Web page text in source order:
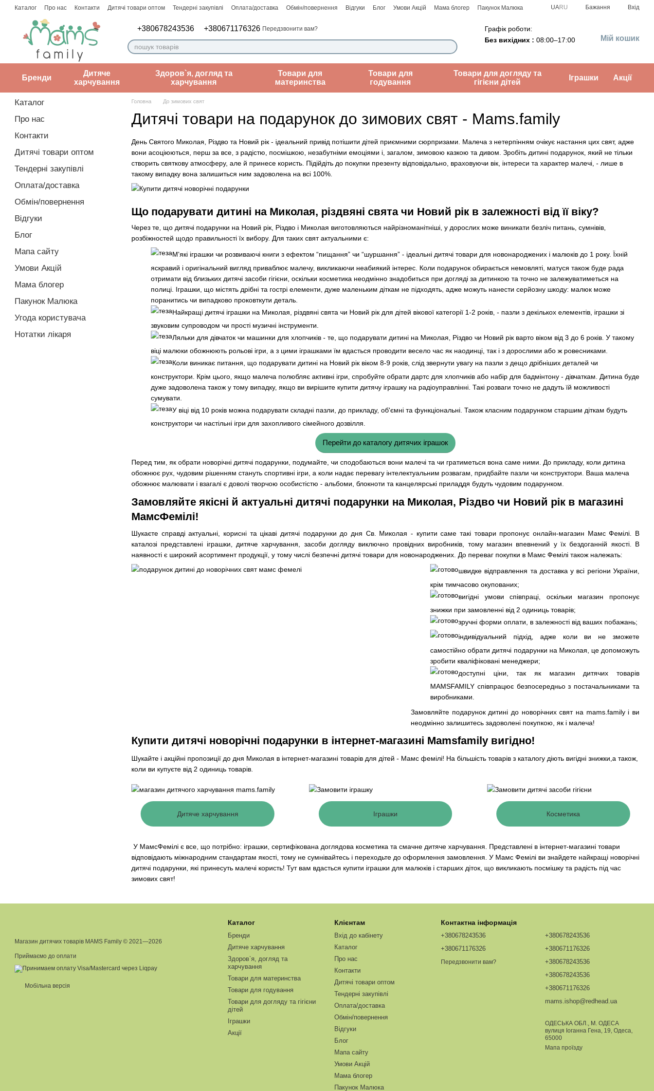
Перейти до основного контенту
Каталог Про нас Контакти Дитячі товари оптом Тендерні закупівлі Оплата/доставка Обмін/повернення Відгуки Блог Умови Акцій Мама блогер
Пакунок Малюка
UARU Бажання Вхід
+380678243536 +380671176326 Передзвонити вам?
Графік роботи:
Без вихідних : 08:00–17:00 Мій кошик
Бренди
Дитяче
харчування
Здоров`я, догляд та
харчування
Товари для
материнства
Товари для
годування
Товари для догляду та
гігієни дітей
Іграшки Акції
Головна До зимових свят
Дитячі товари на подарунок до зимових свят - Mams.family
День Святого Миколая, Різдво та Новий рік - ідеальний привід потішити дітей приємними сюрпризами. Малеча з нетерпінням очікує настання цих свят, адже
вони асоціюються, перш за все, з радістю, посмішкою, незабутніми емоціями і, загалом, зимовою казкою та дивом. Зробіть дитині подарунок, який не тільки
створить святкову атмосферу, але й принесе користь. Підійдіть до покупки презенту відповідально, враховуючи вік, інтереси та характер малечі, - лише в
такому випадку вона залишиться ним задоволена на всі 100%.
Що подарувати дитині на Миколая, різдвяні свята чи Новий рік в залежності від її віку?
Через те, що дитячі подарунки на Новий рік, Різдво і Миколая виготовляються найрізноманітніші, у дорослих може виникати безліч питань, сумнівів,
розбіжностей щодо правильності їх вибору. Для таких свят актуальними є:
М'які іграшки чи розвиваючі книги з ефектом “пищання” чи “шуршання” - ідеальні дитячі товари для новонароджених і малюків до 1 року. Їхній
яскравий і оригінальний вигляд приваблює малечу, викликаючи неабиякий інтерес. Коли подарунок обирається немовляті, матуся також буде рада
отримати від близьких дитячі засоби гігієни, оскільки косметика неодмінно знадобиться при догляді за дитинкою та точно не залежуватиметься на
полиці. Іграшки, що містять дрібні та гострі елементи, дуже маленьким діткам не підходять, адже можуть нанести серйозну шкоду: малюк може
поранитись чи випадково проковткути деталь.
Найкращі дитячі іграшки на Миколая, різдвяні свята чи Новий рік для дітей вікової категорії 1-2 років, - пазли з декількох елементів, іграшки зі
звуковим супроводом чи прості музичні інструменти.
Ляльки для дівчаток чи машинки для хлопчиків - те, що подарувати дитині на Миколая, Різдво чи Новий рік варто віком від 3 до 6 років. У такому
віці малюки обожнюють рольові ігри, а з цими іграшками їм вдасться проводити весело час як наодинці, так і з дорослими або ж ровесниками.
Коли виникає питання, що подарувати дитині на Новий рік віком 8-9 років, слід звернути увагу на пазли з дещо дрібніших деталей чи
конструктори. Крім цього, якщо малеча полюбляє активні ігри, спробуйте обрати дартс для хлопчиків або набір для бадмінтону - дівчаткам. Дитина буде
дуже задоволена також у тому випадку, якщо ви вирішите купити дитячу іграшку на радіоуправлінні. Такі розваги точно не дадуть їй можливості
сумувати.
У віці від 10 років можна подарувати складні пазли, до прикладу, об'ємні та функціональні. Також класним подарунком старшим діткам будуть
конструктори чи настільні ігри для захопливого сімейного дозвілля.
Перейти до каталогу дитячих іграшок
Перед тим, як обрати новорічні дитячі подарунки, подумайте, чи сподобаються вони малечі та чи гратиметься вона саме ними. До прикладу, коли дитина
обожнює рух, чудовим рішенням стануть спортивні ігри, а коли надає перевагу інтелектуальним розвагам, придбайте пазли чи конструктори. Ваша малеча
обожнює малювати і взагалі є доволі творчою особистістю - альбоми, блокноти та канцелярські приладдя будуть чудовим подарунком.
Замовляйте якісні й актуальні дитячі подарунки на Миколая, Різдво чи Новий рік в магазині
МамсФемілі!
Шукаєте справді актуальні, корисні та цікаві дитячі подарунки до дня Св. Миколая - купити саме такі товари пропонує онлайн-магазин Мамс Фемілі. В
каталозі представлені іграшки, дитяче харчування, засоби догляду виключно провідних виробників, тому магазин впевнений у їх бездоганній якості. В
наявності є широкий асортимент продукції, у тому числі безпечні дитячі товари для новонароджених. До переваг покупки в Мамс Фемілі також належать:
швидке відправлення та доставка у всі регіони України,
крім тимчасово окупованих;
вигідні умови співпраці, оскільки магазин пропонує
знижки при замовленні від 2 одиниць товарів;
зручні форми оплати, в залежності від ваших побажань;
індивідуальний підхід, адже коли ви не зможете
самостійно обрати дитячі подарунки на Миколая, це допоможуть
зробити кваліфіковані менеджери;
доступні ціни, так як магазин дитячих товарів
MAMSFAMILY співпрацює безпосередньо з постачальниками та
виробниками.
Замовляйте подарунок дитині до новорічних свят на mams.family і ви
неодмінно залишитесь задоволені покупкою, як і малеча!
Купити дитячі новорічні подарунки в інтернет-магазині Mamsfamily вигідно!
Шукайте і акційні пропозиції до дня Миколая в інтернет-магазині товарів для дітей - Мамс фемілі! На більшість товарів з каталогу діють вигідні знижки,а також,
коли ви купуєте від 2 одиниць товарів.
Дитяче харчування Іграшки Косметика
У МамсФемілі є все, що потрібно: іграшки, сертифікована доглядова косметика та смачне дитяче харчування. Представлені в інтернет-магазині товари
відповідають міжнародним стандартам якості, тому не сумнівайтесь і переходьте до оформлення замовлення. У Мамс Фемілі ви знайдете найкращі новорічні
дитячі подарунки, які принесуть малечі користь! Тут вам вдасться купити іграшки для малюків і старших діток, що викликають посмішку та радість під час
зимових свят!
Каталог
Про нас
Контакти
Дитячі товари оптом
Тендерні закупівлі
Оплата/доставка
Обмін/повернення
Відгуки
Блог
Мапа сайту
Умови Акцій
Мама блогер
Пакунок Малюка
Угода користувача
Нотатки лікаря
Магазин дитячих товарів MAMS Family © 2021—2026
Приймаємо до оплати
Мобільна версія
Каталог
Бренди
Дитяче харчування
Здоров`я, догляд та
харчування
Товари для материнства
Товари для годування
Товари для догляду та гігієни
дітей
Іграшки
Акції
Клієнтам
Вхід до кабінету
Каталог
Про нас
Контакти
Дитячі товари оптом
Тендерні закупівлі
Оплата/доставка
Обмін/повернення
Відгуки
Блог
Мапа сайту
Умови Акцій
Мама блогер
Пакунок Малюка
Контактна інформація
+380678243536
+380671176326
Передзвонити вам?
+380678243536
+380671176326
+380678243536
+380678243536
+380671176326
mams.ishop@redhead.ua
ОДЕСЬКА ОБЛ., М. ОДЕСА
вулиця Іоганна Гена, 19, Одеса,
65000
Мапа проїзду